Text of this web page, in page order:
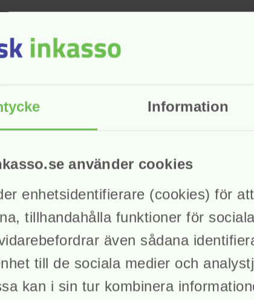
Information
använder cookies
enhetsidentifierare (cookies) för
tillhandahålla funktioner för
även sådana
till de sociala medier och
kan i sin tur kombinera
hos Svensk Inkasso